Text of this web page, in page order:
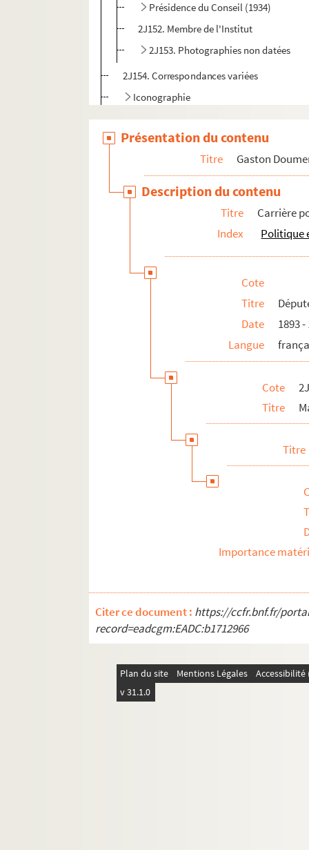
Présidence du Conseil (1934)
2J152. Membre de l'Institut
2J153. Photographies non datées
2J154. Correspondances variées
Iconographie
2J175. notes en lien avec l'armée
2J171. Cartes de visite
Présentation du contenu
Titre Gaston
Description du contenu
Titre
Carrière
Index
Politique
Cote
Titre
Date
1893 -
Langue
Cote
Titre
Titre
Importance
Citer ce document : https://ccfr.bnf.fr/
record=eadcgm:EADC:b1712966
Plan du site Mentions Légales
v 31.1.0